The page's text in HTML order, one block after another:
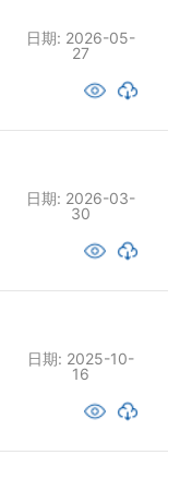
日期: 2026-05-
27
日期: 2026-03-
30
日期: 2025-10-
16